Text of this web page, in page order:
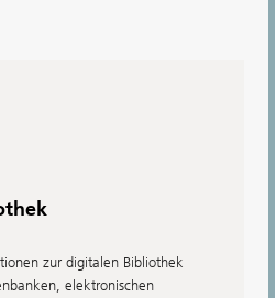
zur digitalen Bibliothek
elektronischen